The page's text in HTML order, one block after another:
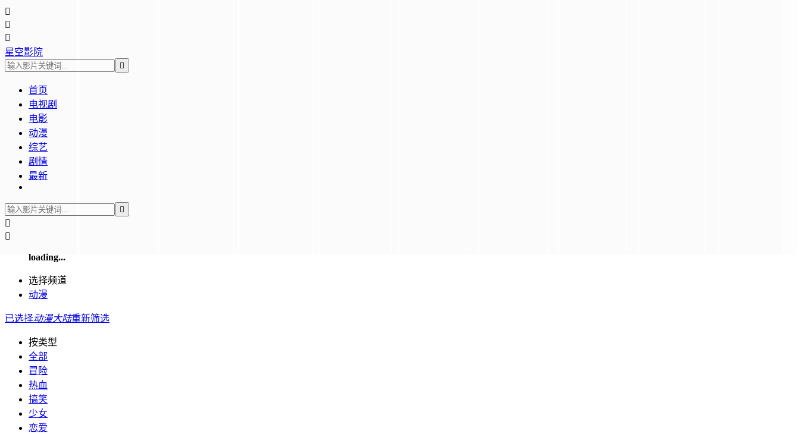



星空影院

首页
电视剧
电影
动漫
综艺
剧情
最新



loading...
选择频道
动漫
已选择动漫大陆重新筛选
按类型
全部
冒险
热血
搞笑
少女
恋爱